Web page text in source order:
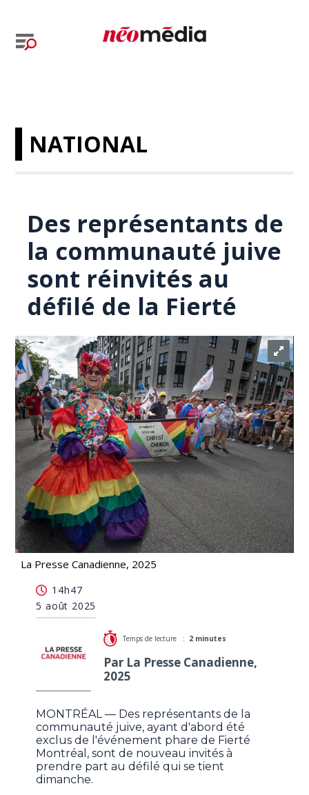
NATIONAL
Des représentants de
la communauté juive
sont réinvités au
défilé de la Fierté
La Presse Canadienne, 2025
réinvités au défilé de la Fierté
14h47
5 août 2025
Temps de lecture : 2 minutes
Par La Presse Canadienne,
2025
MONTRÉAL — Des représentants de la
communauté juive, ayant d'abord été
exclus de l'événement phare de Fierté
Montréal, sont de nouveau invités à
prendre part au défilé qui se tient
dimanche.